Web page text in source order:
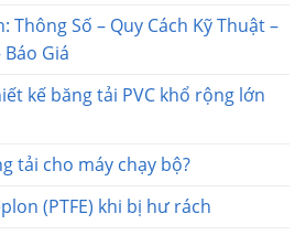
Thông Số – Quy Cách Kỹ Thuật –
Giá
kế băng tải PVC khổ rộng lớn
tải cho máy chạy bộ?
(PTFE) khi bị hư rách